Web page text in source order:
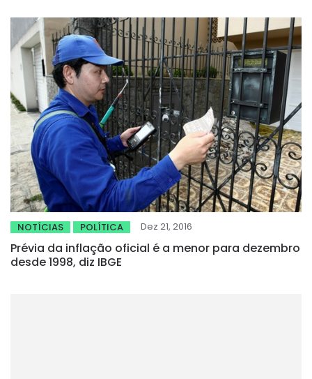
NOTÍCIAS POLÍTICA Dez 21, 2016
Prévia da inflação oficial é a menor para dezembro
desde 1998, diz IBGE